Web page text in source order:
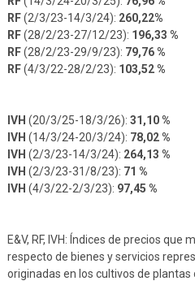
RF(2/3/23-14/3/24): 260,22%
RF(28/2/23-27/12/23): 196,33 %
RF(28/2/23-29/9/23): 79,76 %
RF(4/3/22-28/2/23): 103,52 %
IVH (20/3/25-18/3/26): 31,10 %
IVH (14/3/24-20/3/24): 78,02 %
IVH (2/3/23-14/3/24): 264,13 %
IVH (2/3/23-31/8/23): 71 %
IVH (4/3/22-2/3/23): 97,45 %
E&V, RF, IVH: Índices de precios que
respecto de bienes y servicios
originadas en los cultivos de